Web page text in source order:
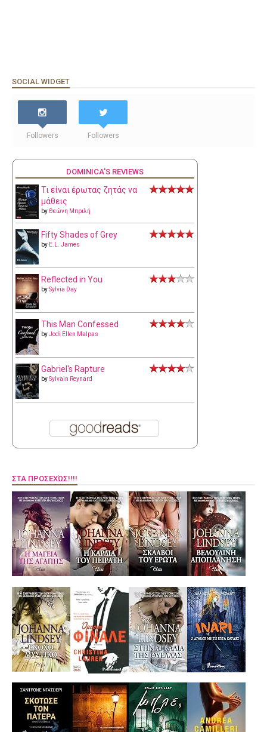
SOCIAL WIDGET
Followers Followers
DOMINICA'S REVIEWS
Τι είναι έρωτας ζητάς να
μάθεις
byΘεώνη Μπριλή
Fifty Shades of Grey
by E.L. James
Reflected in You
bySylvia Day
This Man Confessed
byJodi Ellen Malpas
Gabriel's Rapture
bySylvain Reynard
ΣΤΑ ΠΡΟΣΕΧΏΣ!!!!